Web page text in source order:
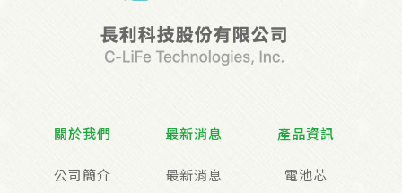
關於我們
公司簡介
最新消息
最新消息
產品資訊
電池芯